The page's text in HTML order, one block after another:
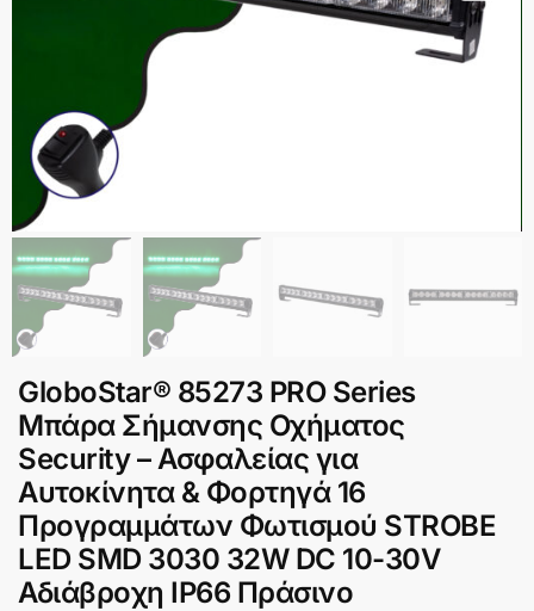
GloboStar® 85273 PRO Series
Μπάρα Σήμανσης Οχήματος
Security – Ασφαλείας για
Αυτοκίνητα & Φορτηγά 16
Προγραμμάτων Φωτισμού STROBE
LED SMD 3030 32W DC 10-30V
Αδιάβροχη IP66 Πράσινο